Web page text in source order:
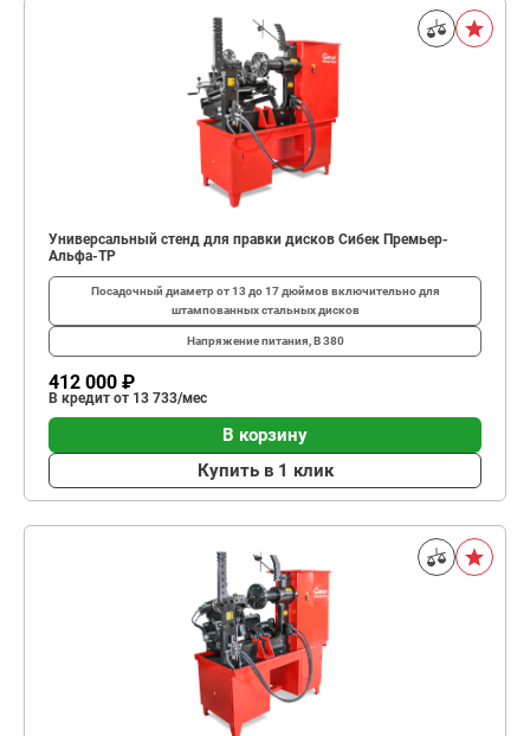
Универсальный стенд для правки дисков Сибек Премьер-
Альфа-ТР
Посадочный диаметрот 13 до 17 дюймов включительно для
штампованных стальных дисков
Напряжение питания, В380
412 000 ₽
В кредит от 13 733/мес
В корзину
Купить в 1 клик